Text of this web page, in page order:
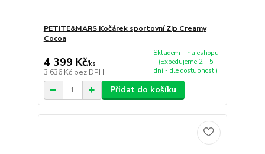
PETITE&MARS Kočárek sportovní Zip Creamy
Cocoa
4 399 Kč/ks
3 636 Kč bez DPH
Skladem - na eshopu
(Expedujeme 2 - 5
dní - dle dostupnosti)
Přidat do košíku